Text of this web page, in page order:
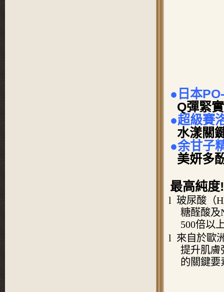
●日本
Q彈緊
●超級賽
水漾關
●余甘子
美妍多
最高純
l 玻尿酸（
糖醛酸及
500倍以
l 來自於歐
提升肌膚
的關鍵要